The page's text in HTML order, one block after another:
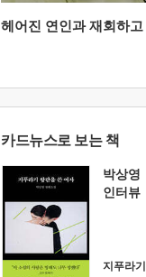
헤어진 연인과 재회하
카드뉴스로 보는 책
박상영
인터뷰
지푸라